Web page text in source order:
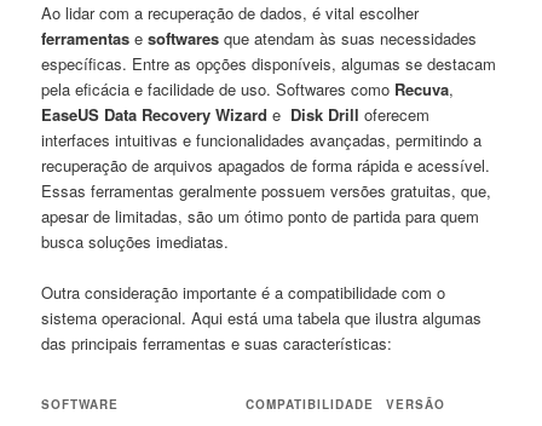
Ao lidar com a recuperação de dados, é ‌vital ⁢escolher
ferramentas esoftwares que atendam às ⁤suas necessidades
específicas. Entre as opções ⁤disponíveis,⁢ algumas se⁢ destacam
pela‌ eficácia e facilidade de uso.‌ Softwares como⁢ Recuva,
EaseUS ​Data Recovery Wizard e ⁢ Disk Drill oferecem
interfaces ⁤intuitivas e funcionalidades avançadas,‌ permitindo a
recuperação de arquivos ‍apagados de forma ⁢rápida‍ e​ acessível.
Essas ferramentas geralmente possuem versões gratuitas, que,
apesar⁢ de limitadas, são um⁢ ótimo ponto de partida para‍ quem
busca soluções ​imediatas.
Outra consideração importante ​é a ‌compatibilidade​ com o
sistema operacional. Aqui está uma tabela⁢ que ilustra algumas
‍das principais ⁤ferramentas e suas características:
SOFTWARE COMPATIBILIDADE
VERSÃO